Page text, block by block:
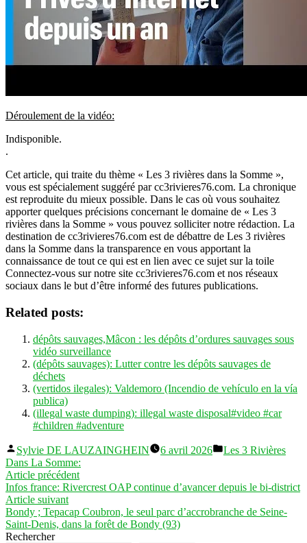
Déroulement de la vidéo:
Indisponible.
.
Cet article, qui traite du thème « Les 3 rivières dans la Somme »,
vous est spécialement suggéré par cc3rivieres76.com. La chronique
est reproduite du mieux possible. Dans le cas où vous souhaitez
apporter quelques précisions concernant le domaine de « Les 3
rivières dans la Somme » vous pouvez solliciter notre rédaction. La
destination de cc3rivieres76.com est de débattre de Les 3 rivières
dans la Somme dans la transparence en vous apportant la
connaissance de tout ce qui est en lien avec ce sujet sur la toile
Connectez-vous sur notre site cc3rivieres76.com et nos réseaux
sociaux dans le but d’être informé des futures publications.
Related posts:
dépôts sauvages,Mâcon : les dépôts d’ordures sauvages sous
vidéo surveillance
(dépôts sauvages): Lutter contre les dépôts sauvages de
déchets
(vertidos ilegales): Valdemoro (Incendio de vehículo en la vía
publica)
(illegal waste dumping): illegal waste disposal#video #car
#children #adventure
Publié
par
Sylvie DE LAUZAINGHEIN 6 avril 2026
Publié
Les 3 Rivières
Dans La Somme:
Navigation
de
l’article
Article précédentArticle
précédent :
Infos france: Rivercrest OAP continue d’avancer depuis le bi-district
Article suivantArticle
suivant :
Bondy ; Tepacap Coubron, le seul parc d’accrobranche de Seine-
Saint-Denis, dans la forêt de Bondy (93)
Rechercher